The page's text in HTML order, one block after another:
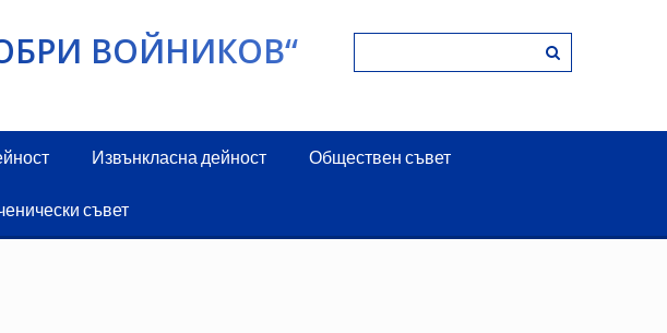
ВОЙНИКОВ“
Извънкласна дейност Обществен съвет
съвет